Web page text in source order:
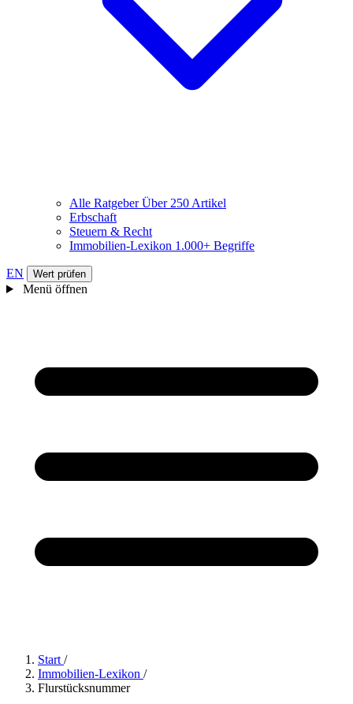
Alle RatgeberÜber 250 Artikel
Erbschaft
Steuern & Recht
Immobilien-Lexikon 1.000+ Begriffe
EN Wert prüfen
Menü öffnen
Start /
Immobilien-Lexikon /
Flurstücksnummer